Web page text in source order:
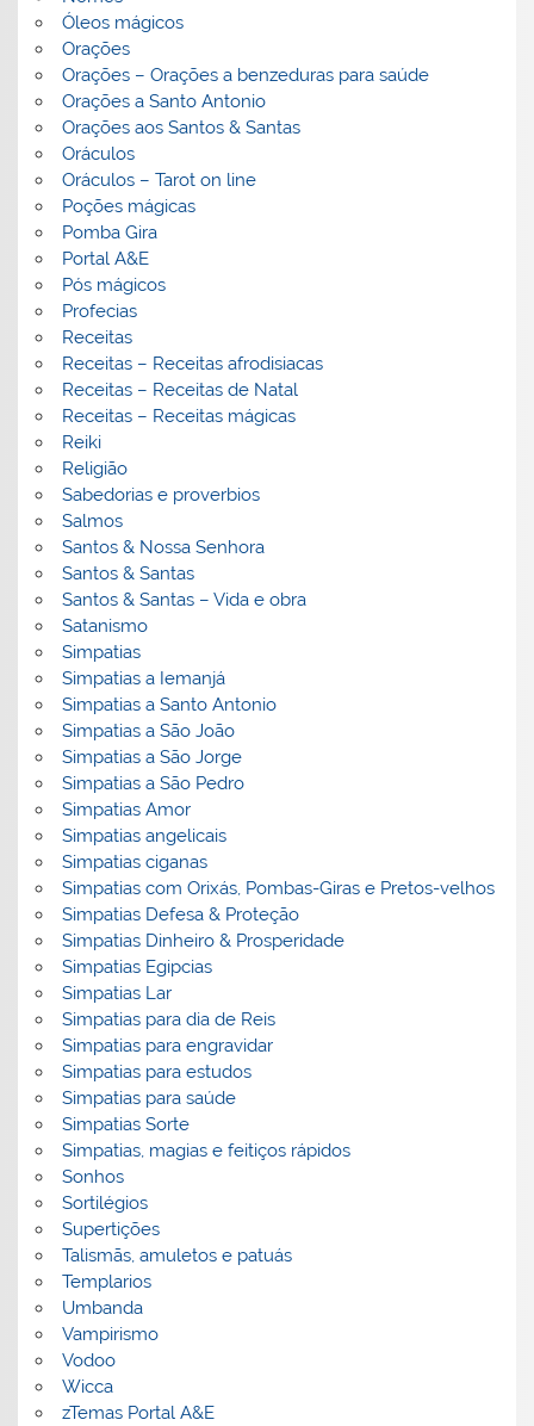
Óleos mágicos
Orações
Orações – Orações a benzeduras para saúde
Orações a Santo Antonio
Orações aos Santos & Santas
Oráculos
Oráculos – Tarot on line
Poções mágicas
Pomba Gira
Portal A&E
Pós mágicos
Profecias
Receitas
Receitas – Receitas afrodisiacas
Receitas – Receitas de Natal
Receitas – Receitas mágicas
Reiki
Religião
Sabedorias e proverbios
Salmos
Santos & Nossa Senhora
Santos & Santas
Santos & Santas – Vida e obra
Satanismo
Simpatias
Simpatias a Iemanjá
Simpatias a Santo Antonio
Simpatias a São João
Simpatias a São Jorge
Simpatias a São Pedro
Simpatias Amor
Simpatias angelicais
Simpatias ciganas
Simpatias com Orixás, Pombas-Giras e Pretos-velhos
Simpatias Defesa & Proteção
Simpatias Dinheiro & Prosperidade
Simpatias Egipcias
Simpatias Lar
Simpatias para dia de Reis
Simpatias para engravidar
Simpatias para estudos
Simpatias para saúde
Simpatias Sorte
Simpatias, magias e feitiços rápidos
Sonhos
Sortilégios
Supertições
Talismãs, amuletos e patuás
Templarios
Umbanda
Vampirismo
Vodoo
Wicca
zTemas Portal A&E